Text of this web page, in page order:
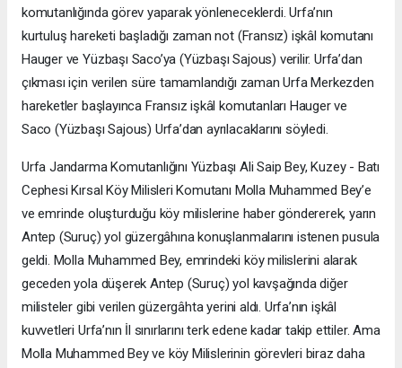
komutanlığında görev yaparak yönleneceklerdi. Urfa’nın
kurtuluş hareketi başladığı zaman not (Fransız) işkâl komutanı
Hauger ve Yüzbaşı Saco’ya (Yüzbaşı Sajous) verilir. Urfa’dan
çıkması için verilen süre tamamlandığı zaman Urfa Merkezden
hareketler başlayınca Fransız işkâl komutanları Hauger ve
Saco (Yüzbaşı Sajous) Urfa’dan ayrılacaklarını söyledi.
Urfa Jandarma Komutanlığını Yüzbaşı Ali Saip Bey, Kuzey - Batı
Cephesi Kırsal Köy Milisleri Komutanı Molla Muhammed Bey’e
ve emrinde oluşturduğu köy milislerine haber göndererek, yarın
Antep (Suruç) yol güzergâhına konuşlanmalarını istenen pusula
geldi. Molla Muhammed Bey, emrindeki köy milislerini alarak
geceden yola düşerek Antep (Suruç) yol kavşağında diğer
milisteler gibi verilen güzergâhta yerini aldı. Urfa’nın işkâl
kuvvetleri Urfa’nın İl sınırlarını terk edene kadar takip ettiler. Ama
Molla Muhammed Bey ve köy Milislerinin görevleri biraz daha